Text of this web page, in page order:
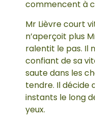
commencent à
Mr Lièvre court
n’aperçoit plus
ralentit le pas. Il
confiant de sa
saute dans les
tendre. Il décide
instants le long
yeux.